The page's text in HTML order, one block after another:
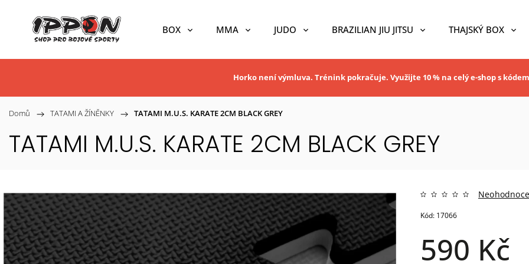
BOX MMA JUDO BRAZILIAN JIU JITSU THAJSKÝ BOX
Horko není výmluva. Trénink pokračuje. Využijte 10 % na celý e-shop s kódem
Domů / TATAMI A ŽÍNĚNKY / TATAMI M.U.S. KARATE 2CM BLACK GREY
TATAMI M.U.S. KARATE 2CM BLACK GREY
590 Kč
Kód: 17066